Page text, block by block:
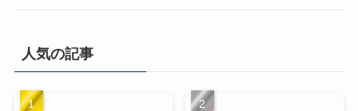
人気の記事